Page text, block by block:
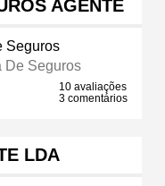
AGENTE
Seguros
De Seguros
10 avaliações
3 comentários
LDA